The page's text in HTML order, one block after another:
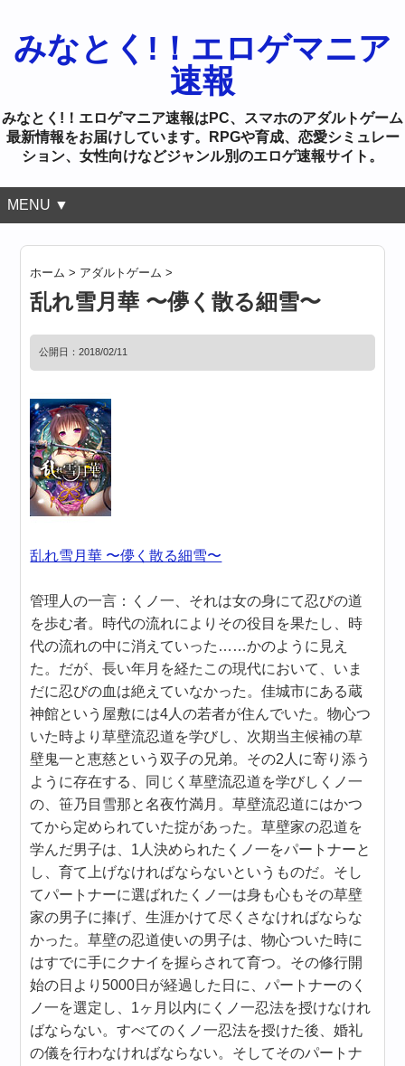
みなとく!！エロゲマニア
速報
みなとく!！エロゲマニア速報はPC、スマホのアダルトゲーム
最新情報をお届けしています。RPGや育成、恋愛シミュレー
ション、女性向けなどジャンル別のエロゲ速報サイト。
MENU ▼
ホーム > アダルトゲーム >
乱れ雪月華 〜儚く散る細雪〜
公開日：2018/02/11
乱れ雪月華 〜儚く散る細雪〜
管理人の一言：くノ一、それは女の身にて忍びの道
を歩む者。時代の流れによりその役目を果たし、時
代の流れの中に消えていった……かのように見え
た。だが、長い年月を経たこの現代において、いま
だに忍びの血は絶えていなかった。佳城市にある蔵
神館という屋敷には4人の若者が住んでいた。物心つ
いた時より草壁流忍道を学びし、次期当主候補の草
壁鬼一と恵慈という双子の兄弟。その2人に寄り添う
ように存在する、同じく草壁流忍道を学びしくノ一
の、笹乃目雪那と名夜竹満月。草壁流忍道にはかつ
てから定められていた掟があった。草壁家の忍道を
学んだ男子は、1人決められたくノ一をパートナーと
し、育て上げなければならないというものだ。そし
てパートナーに選ばれたくノ一は身も心もその草壁
家の男子に捧げ、生涯かけて尽くさなければならな
かった。草壁の忍道使いの男子は、物心ついた時に
はすでに手にクナイを握らされて育つ。その修行開
始の日より5000日が経過した日に、パートナーのく
ノ一を選定し、1ヶ月以内にくノ一忍法を授けなけれ
ばならない。すべてのくノ一忍法を授けた後、婚礼
の儀を行わなければならない。そしてそのパートナ